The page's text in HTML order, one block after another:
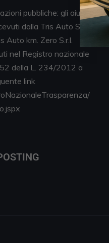
pubbliche: gli aiuti
dalla Tris Auto S.r.l.
Auto km. Zero S.r.l.
nel Registro nazionale
52 della L. 234/2012 a
link